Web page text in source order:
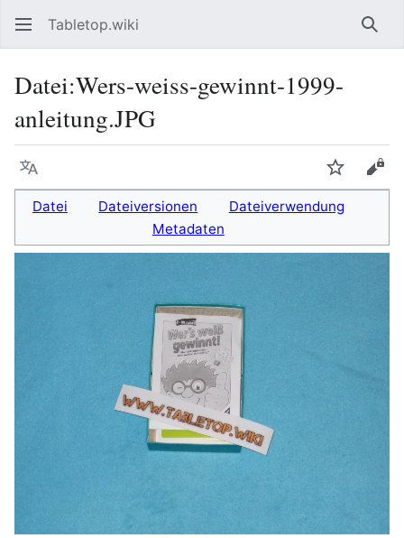
Tabletop.wiki
Datei:Wers-weiss-gewinnt-1999-
anleitung.JPG
Sprache
Datei Dateiversionen
Dateiverwendung
Metadaten